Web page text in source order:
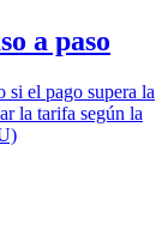
a paso
si el pago supera la
la tarifa según la